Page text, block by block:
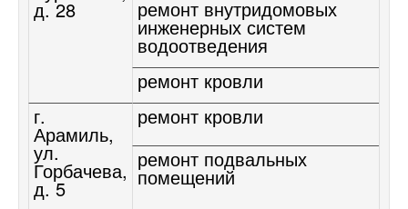
д. 28 ремонт внутридомовых
инженерных систем
водоотведения
ремонт кровли
г.
Арамиль,
ул.
Горбачева,
д. 5
ремонт кровли
ремонт подвальных
помещений